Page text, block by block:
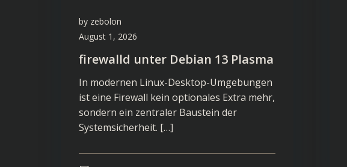
by zebolon
August 1, 2026
firewalld unter Debian 13 Plasma
In modernen Linux-Desktop-Umgebungen
ist eine Firewall kein optionales Extra mehr,
sondern ein zentraler Baustein der
Systemsicherheit. […]